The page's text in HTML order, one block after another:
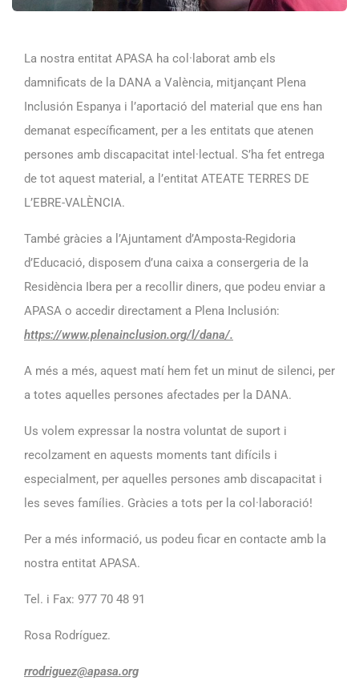
La nostra entitat APASA ha col·laborat amb els
damnificats de la DANA a València, mitjançant Plena
Inclusión Espanya i l’aportació del material que ens han
demanat específicament, per a les entitats que atenen
persones amb discapacitat intel·lectual. S’ha fet entrega
de tot aquest material, a l’entitat ATEATE TERRES DE
L’EBRE-VALÈNCIA.
També gràcies a l’Ajuntament d’Amposta-Regidoria
d’Educació, disposem d’una caixa a consergeria de la
Residència Ibera per a recollir diners, que podeu enviar a
APASA o accedir directament a Plena Inclusión:
https://www.plenainclusion.org/l/dana/.
A més a més, aquest matí hem fet un minut de silenci, per
a totes aquelles persones afectades per la DANA.
Us volem expressar la nostra voluntat de suport i
recolzament en aquests moments tant difícils i
especialment, per aquelles persones amb discapacitat i
les seves famílies. Gràcies a tots per la col·laboració!
Per a més informació, us podeu ficar en contacte amb la
nostra entitat APASA.
Tel. i Fax: 977 70 48 91
Rosa Rodríguez.
rrodriguez@apasa.org